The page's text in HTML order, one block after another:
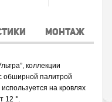
МОНТАЖ
коллекции
обширной палитрой
на кровлях
12 °.